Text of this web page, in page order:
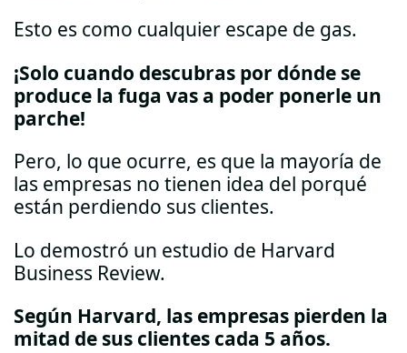
Esto es como cualquier escape de gas.
¡Solo cuando descubras por dónde se
produce la fuga vas a poder ponerle un
parche!
Pero, lo que ocurre, es que la mayoría de
las empresas no tienen idea del porqué
están perdiendo sus clientes.
Lo demostró un estudio de Harvard
Business Review.
Según Harvard, las empresas pierden la
mitad de sus clientes cada 5 años.